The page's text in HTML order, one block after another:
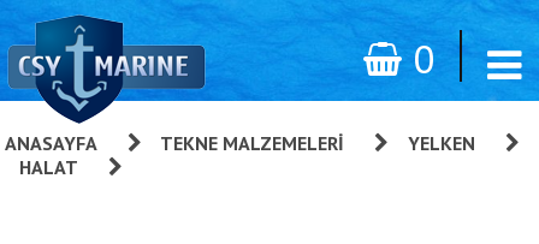
0
ANASAYFA TEKNE MALZEMELERI
YELKEN
HALAT